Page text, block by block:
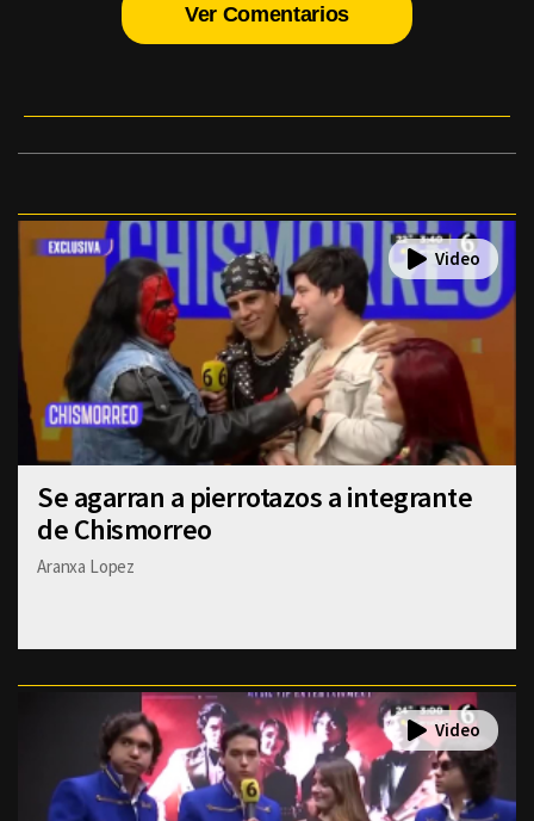
Ver Comentarios
Se agarran a pierrotazos a integrante
de Chismorreo
Aranxa Lopez